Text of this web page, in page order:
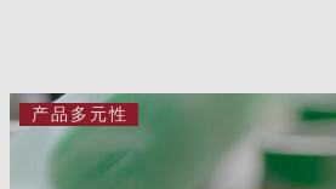
产品多元性